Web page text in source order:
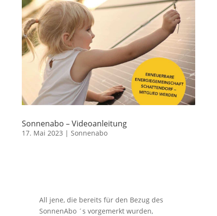
Sonnenabo – Videoanleitung
17. Mai 2023 | Sonnenabo
All jene, die bereits für den Bezug des
SonnenAbo ´s vorgemerkt wurden,